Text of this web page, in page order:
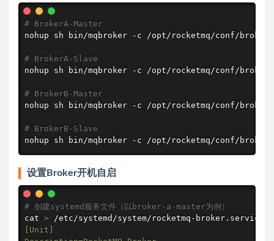
# BrokerA-Master
nohup sh bin/mqbroker -c /opt/rocketmq/conf/
# BrokerA-Slave
nohup sh bin/mqbroker -c /opt/rocketmq/conf/
# BrokerB-Master
nohup sh bin/mqbroker -c /opt/rocketmq/conf/
# BrokerB-Slave
nohup sh bin/mqbroker -c /opt/rocketmq/conf/
设置Broker开机自启
# 创建systemd服务文件（以broker-a-master为例）
cat > /etc/systemd/system/rocketmq-broker.service
[Unit]